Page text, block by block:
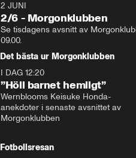
2 JUNI
2/6 - Morgonklubben
Se tisdagens avsnitt av
Det bästa ur Morgonklubben
I DAG 12:20
”Höll barnet hemligt”
Wernblooms Keisuke Honda-
anekdoter i senaste avsnittet av
Morgonklubben
Fotbollsresan